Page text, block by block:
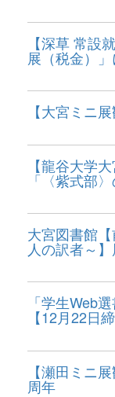
【深草 常設
展（税金）
【大宮ミニ
【龍谷大学
「〈紫式部
大宮図書館
人の訳者～
「学生Web
【12月22日
【瀬田ミニ
周年